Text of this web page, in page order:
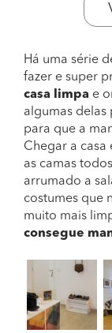
Há uma série
fazer e super
casa limpa e
algumas delas
para que a
Chegar a casa
as camas
arrumado a
costumes que
muito mais
consegue